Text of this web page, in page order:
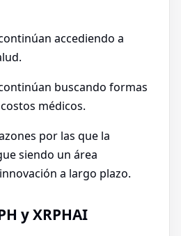
accediendo a
buscando formas
médicos.
por las que la
siendo un área
a largo plazo.
y XRPHAI